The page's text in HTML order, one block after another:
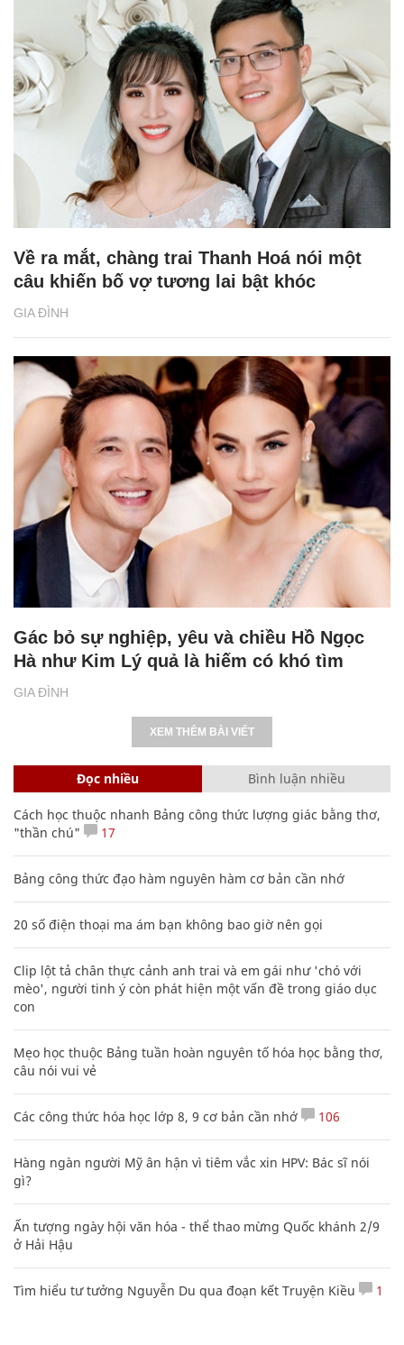
GIA ĐÌNH
Về ra mắt, chàng trai Thanh Hoá nói một
câu khiến bố vợ tương lai bật khóc
GIA ĐÌNH
Gác bỏ sự nghiệp, yêu và chiều Hồ Ngọc
Hà như Kim Lý quả là hiếm có khó tìm
XEM THÊM BÀI VIẾT
Đọc nhiều Bình luận nhiều
Cách học thuộc nhanh Bảng công thức lượng giác bằng thơ,
"thần chú"
17
Bảng công thức đạo hàm nguyên hàm cơ bản cần nhớ
20 số điện thoại ma ám bạn không bao giờ nên gọi
Clip lột tả chân thực cảnh anh trai và em gái như 'chó với
mèo', người tinh ý còn phát hiện một vấn đề trong giáo dục
con
Mẹo học thuộc Bảng tuần hoàn nguyên tố hóa học bằng thơ,
câu nói vui vẻ
Các công thức hóa học lớp 8, 9 cơ bản cần nhớ 106
Hàng ngàn người Mỹ ân hận vì tiêm vắc xin HPV: Bác sĩ nói
gì?
Ấn tượng ngày hội văn hóa - thể thao mừng Quốc khánh 2/9
ở Hải Hậu
Tìm hiểu tư tưởng Nguyễn Du qua đoạn kết Truyện Kiều 1